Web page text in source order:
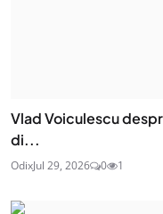
Vlad Voiculescu
di...
OdixJul 29, 2026 0 1